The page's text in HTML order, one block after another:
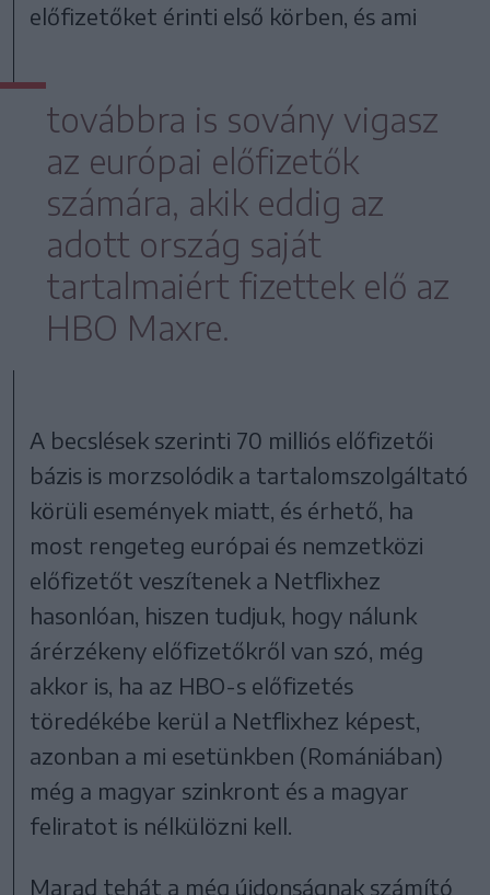
előfizetőket érinti első körben, és ami
továbbra is sovány vigasz
az európai előfizetők
számára, akik eddig az
adott ország saját
tartalmaiért fizettek elő az
HBO Maxre.
A becslések szerinti 70 milliós előfizetői
bázis is morzsolódik a tartalomszolgáltató
körüli események miatt, és érhető, ha
most rengeteg európai és nemzetközi
előfizetőt veszítenek a Netflixhez
hasonlóan, hiszen tudjuk, hogy nálunk
árérzékeny előfizetőkről van szó, még
akkor is, ha az HBO-s előfizetés
töredékébe kerül a Netflixhez képest,
azonban a mi esetünkben (Romániában)
még a magyar szinkront és a magyar
feliratot is nélkülözni kell.
Marad tehát a még újdonságnak számító